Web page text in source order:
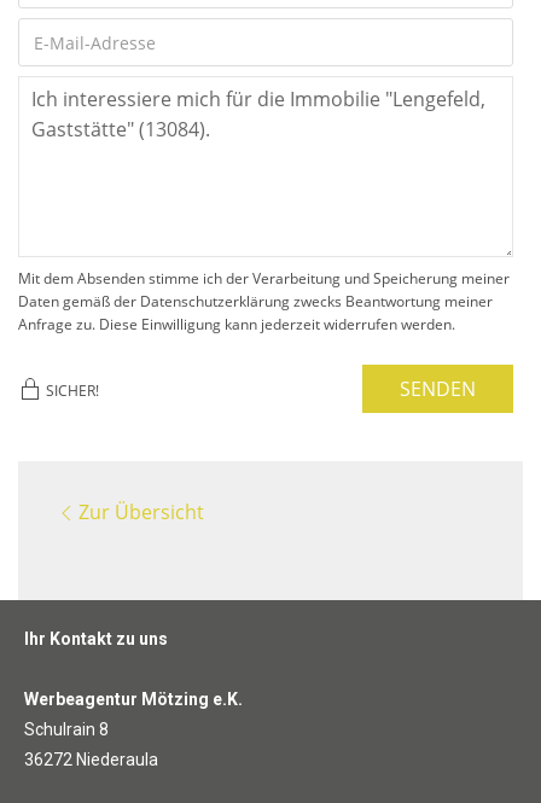
Mit dem Absenden stimme ich der Verarbeitung und Speicherung meiner
Daten gemäß der Datenschutzerklärung zwecks Beantwortung meiner
Anfrage zu. Diese Einwilligung kann jederzeit widerrufen werden.
SICHER! SENDEN
Zur Übersicht
Ihr Kontakt zu uns
Werbeagentur Mötzing e.K.
Schulrain 8
36272 Niederaula